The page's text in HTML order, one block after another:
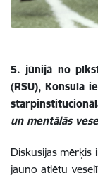
5. jūnijā no
(RSU), Konsula
un mentālās
Diskusijas mērķis
jauno atlētu